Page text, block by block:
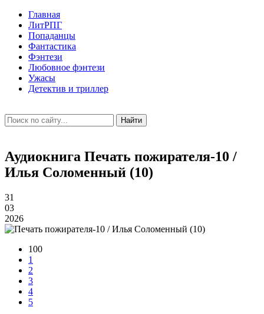
Главная
ЛитРПГ
Попаданцы
Фантастика
Фэнтези
Любовное фэнтези
Ужасы
Детектив и триллер
Найти
Аудиокнига Печать пожирателя-10 /
Илья Соломенный (10)
31
03
2026
100
1
2
3
4
5